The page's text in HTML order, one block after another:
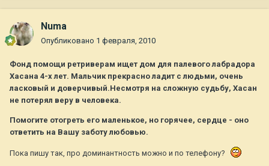
Numa
Опубликовано 1 февраля, 2010
Фонд помощи ретриверам ищет дом для палевого лабрадора
Хасана 4-х лет. Мальчик прекрасно ладит с людьми, очень
ласковый и доверчивый.Несмотря на сложную судьбу, Хасан
не потерял веру в человека.
Помогите отогреть его маленькое, но горячее, сердце - оно
ответить на Вашу заботу любовью.
Пока пишу так, про доминантность можно и по телефону?